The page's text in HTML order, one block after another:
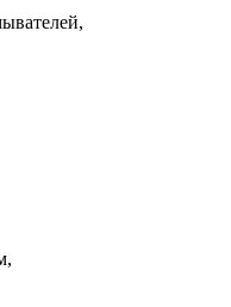
,
,